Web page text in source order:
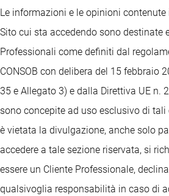
Le informazioni e le opinioni contenute
Sito cui sta accedendo sono destinate
Professionali come definiti dal
CONSOB con delibera del 15 febbraio
35 e Allegato 3) e dalla Direttiva UE n.
sono concepite ad uso esclusivo di
è vietata la divulgazione, anche solo
accedere a tale sezione riservata, si
essere un Cliente Professionale,
qualsivoglia responsabilità in caso di